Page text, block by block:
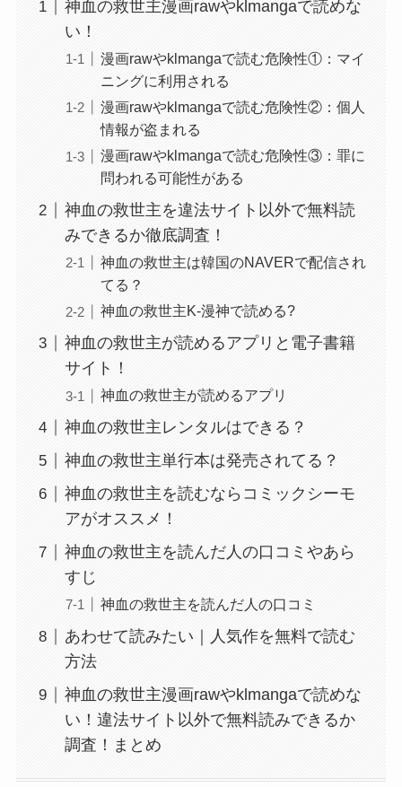
神血の救世主漫画rawやklmangaで読めな
い！
漫画rawやklmangaで読む危険性①：マイ
ニングに利用される
漫画rawやklmangaで読む危険性②：個人
情報が盗まれる
漫画rawやklmangaで読む危険性③：罪に
問われる可能性がある
神血の救世主を違法サイト以外で無料読
みできるか徹底調査！
神血の救世主は韓国のNAVERで配信され
てる？
神血の救世主K-漫神で読める?
神血の救世主が読めるアプリと電子書籍
サイト！
神血の救世主が読めるアプリ
神血の救世主レンタルはできる？
神血の救世主単行本は発売されてる？
神血の救世主を読むならコミックシーモ
アがオススメ！
神血の救世主を読んだ人の口コミやあら
すじ
神血の救世主を読んだ人の口コミ
あわせて読みたい｜人気作を無料で読む
方法
神血の救世主漫画rawやklmangaで読めな
い！違法サイト以外で無料読みできるか
調査！まとめ